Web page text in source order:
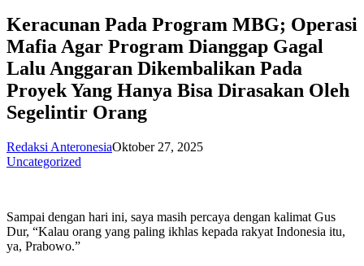
Keracunan Pada Program MBG; Operasi
Mafia Agar Program Dianggap Gagal
Lalu Anggaran Dikembalikan Pada
Proyek Yang Hanya Bisa Dirasakan Oleh
Segelintir Orang
Redaksi AnteronesiaOktober 27, 2025
Uncategorized
Sampai dengan hari ini, saya masih percaya dengan kalimat Gus
Dur, “Kalau orang yang paling ikhlas kepada rakyat Indonesia itu,
ya, Prabowo.”